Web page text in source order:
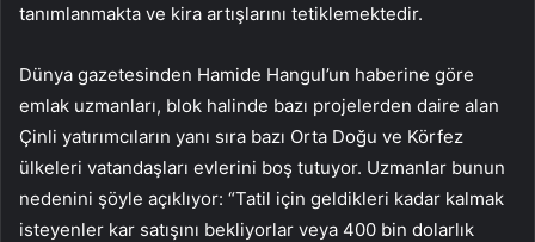
tanımlanmakta ve kira artışlarını tetiklemektedir.
Dünya gazetesinden Hamide Hangul’un haberine göre
emlak uzmanları, blok halinde bazı projelerden daire alan
Çinli yatırımcıların yanı sıra bazı Orta Doğu ve Körfez
ülkeleri vatandaşları evlerini boş tutuyor. Uzmanlar bunun
nedenini şöyle açıklıyor: “Tatil için geldikleri kadar kalmak
isteyenler kar satışını bekliyorlar veya 400 bin dolarlık